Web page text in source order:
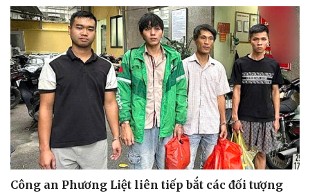
Công an Phương Liệt liên tiếp bắt các đối tượng